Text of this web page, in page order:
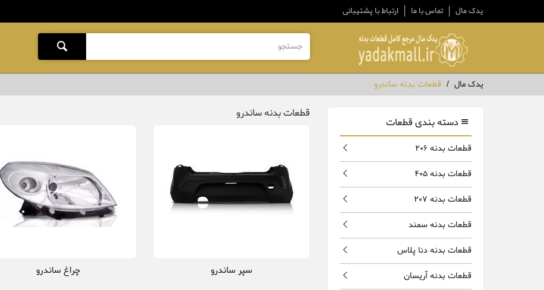
یدک مال تماس با ما ارتباط با پشتیبانی
یدک مال قطعات بدنه ساندرو
دسته بندی قطعات
قطعات بدنه 206
قطعات بدنه 405
قطعات بدنه 207
قطعات بدنه سمند
قطعات بدنه دنا پلاس
قطعات بدنه آریسان
قطعات بدنه ساندرو
سپر ساندرو چراغ ساندرو